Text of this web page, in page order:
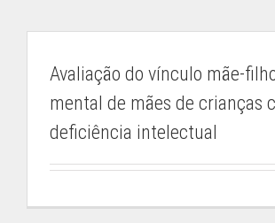
Avaliação do vínculo mãe-
mental de mães de crianças
deficiência intelectual